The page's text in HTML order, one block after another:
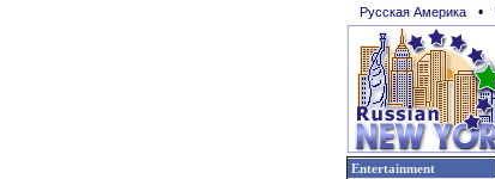
Русская Америка •
Entertainment